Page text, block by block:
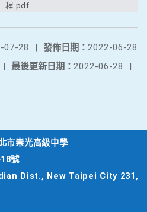
程.pdf
發佈日期： 2022-06-28
07-28
|
最後更新日期： 2022-06-28 |
|
市崇光高級中學
號
Dist., New Taipei City 231,